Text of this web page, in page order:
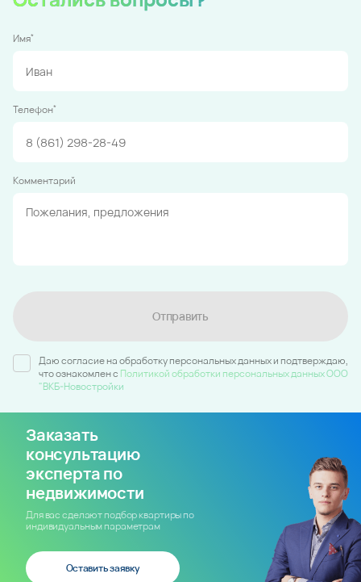
Имя*
Телефон*
Комментарий
Отправить
Даю согласие на обработку персональных данных и подтверждаю,
что ознакомлен c Политикой обработки персональных данных ООО
"ВКБ-Новостройки
Заказать
консультацию
эксперта по
недвижимости
Для вас сделают подбор квартиры по
индивидуальным параметрам
Оставить заявку